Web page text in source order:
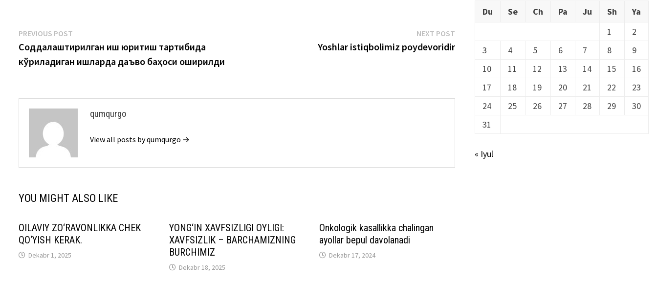
Post
menyusi
PREVIOUS POST
post:
Соддалаштирилган иш юритиш тартибида
кўриладиган ишларда даъво баҳоси оширилди
NEXT POSTNext
post:
Yoshlar istiqbolimiz poydevoridir
qumqurgo
View all posts by qumqurgo →
YOU MIGHT ALSO LIKE
OILAVIY ZO‘RAVONLIKKA CHEK
QO‘YISH KERAK.
Dekabr 1, 2025
YONG‘IN XAVFSIZLIGI OYLIGI:
XAVFSIZLIK – BARCHAMIZNING
BURCHIMIZ
Dekabr 18, 2025
Onkologik kasallikka chalingan
ayollar bepul davolanadi
Dekabr 17, 2024
Du
Se Ch Pa Ju Sh
Ya
1
2
3
4 5 6 7 8
9
10
11 12 13 14 15
16
17
18 19 20 21 22
23
24
25 26 27 28 29
30
31
« Iyul